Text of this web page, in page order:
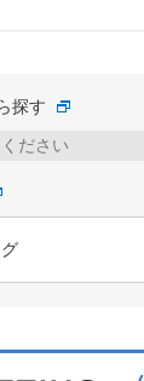
探す